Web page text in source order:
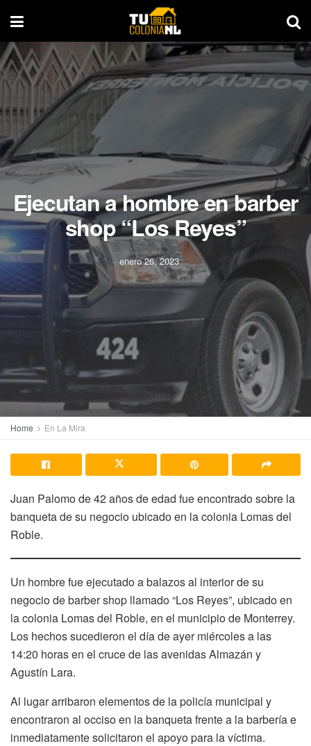
Ejecutan a hombre en barber
shop “Los Reyes”
enero 26, 2023
Home En La Mira
Juan Palomo de 42 años de edad fue encontrado sobre la
banqueta de su negocio ubicado en la colonia Lomas del
Roble.
Un hombre fue ejecutado a balazos al interior de su
negocio de barber shop llamado “Los Reyes”, ubicado en
la colonia Lomas del Roble, en el municipio de Monterrey.
Los hechos sucedieron el día de ayer miércoles a las
14:20 horas en el cruce de las avenidas Almazán y
Agustín Lara.
Al lugar arribaron elementos de la policía municipal y
encontraron al occiso en la banqueta frente a la barbería e
inmediatamente solicitaron el apoyo para la víctima.